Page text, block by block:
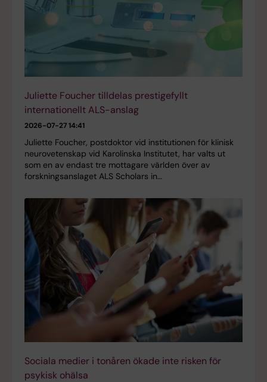
Juliette Foucher tilldelas prestigefyllt
internationellt ALS-anslag
2026-07-27 14:41
Juliette Foucher, postdoktor vid institutionen för klinisk
neurovetenskap vid Karolinska Institutet, har valts ut
som en av endast tre mottagare världen över av
forskningsanslaget ALS Scholars in…
Sociala medier i tonåren ökade inte risken för
psykisk ohälsa